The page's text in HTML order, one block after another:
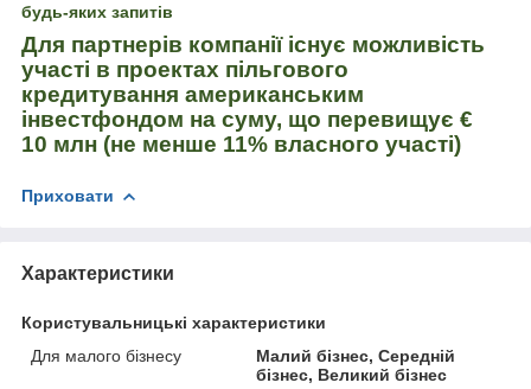
будь-яких запитів
Для партнерів компанії існує можливість
участі в проектах пільгового
кредитування американським
інвестфондом на суму, що перевищує €
10 млн (не менше 11% власного участі)
Приховати
Характеристики
Користувальницькі характеристики
Для малого бізнесу
Малий бізнес, Середній
бізнес, Великий бізнес